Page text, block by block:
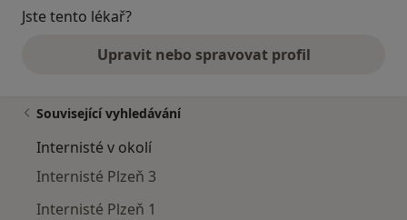
Jste tento lékař?
Upravit nebo spravovat profil
Související vyhledávání
Internisté v okolí
Internisté Plzeň 3
Internisté Plzeň 1